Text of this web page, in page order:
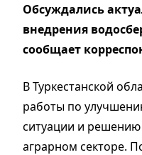
Обсуждались
внедрения
сообщает
В Туркестанской
работы по
ситуации и
аграрном секторе.